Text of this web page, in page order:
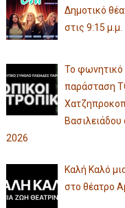
Δημοτικό
στις 9:15 μ.μ.
Το φωνητικό
παράσταση
2026
Καλή Καλό
στο θέατρο